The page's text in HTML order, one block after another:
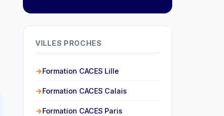
VILLES PROCHES
Formation CACES Lille
Formation CACES Calais
Formation CACES Paris